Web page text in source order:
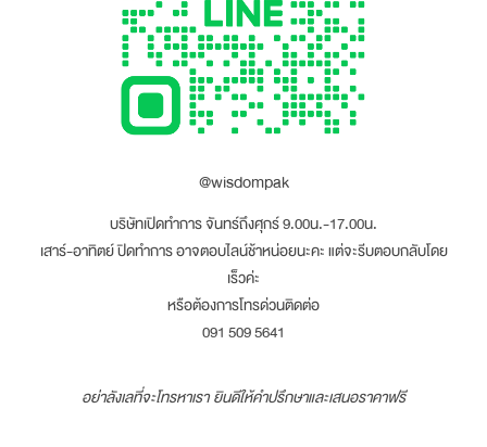
@wisdompak
บริษัทเปิดทำการ จันทร์ถึงศุกร์ 9.00น.-17.00น.
เสาร์-อาทิตย์ ปิดทำการ อาจตอบไลน์ช้าหน่อยนะคะ แต่จะรีบตอบกลับโดย
เร็วค่ะ
หรือต้องการโทรด่วนติดต่อ
091 509 5641
อย่าลังเลที่จะโทรหาเรา ยินดีให้คำปรึกษาและเสนอราคาฟรี